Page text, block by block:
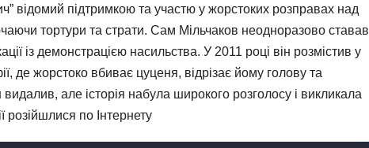
відомий підтримкою та участю у жорстоких розправах над
тортури та страти. Сам Мільчаков неодноразово ставав
із демонстрацією насильства. У 2011 році він розмістив у
де жорстоко вбиває цуценя, відрізає йому голову та
але історія набула широкого розголосу і викликала
розійшлися по Інтернету